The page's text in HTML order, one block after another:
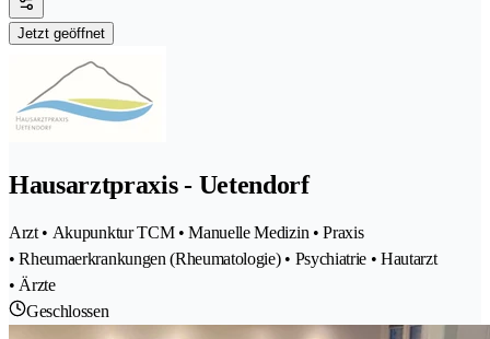
Jetzt geöffnet
Hausarztpraxis - Uetendorf
Arzt • Akupunktur TCM • Manuelle Medizin • Praxis
• Rheumaerkrankungen (Rheumatologie) • Psychiatrie • Hautarzt
• Ärzte
Geschlossen